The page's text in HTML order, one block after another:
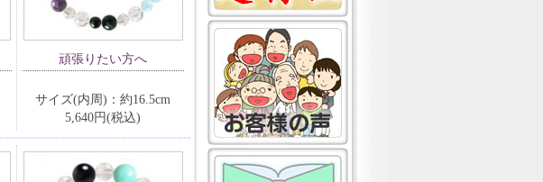
頑張りたい方へ
サイズ(内周)：約16.5cm
5,640円(税込)